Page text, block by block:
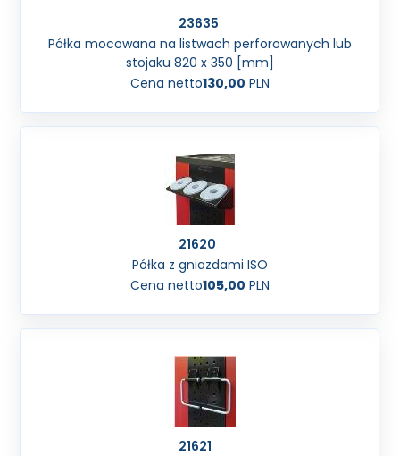
23635
Półka mocowana na listwach perforowanych lub
stojaku 820 x 350 [mm]
Cena netto130,00 PLN
21620
Półka z gniazdami ISO
Cena netto105,00 PLN
21621